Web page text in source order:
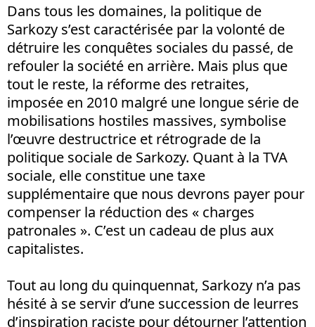
Dans tous les domaines, la politique de
Sarkozy s’est caractérisée par la volonté de
détruire les conquêtes sociales du passé, de
refouler la société en arrière. Mais plus que
tout le reste, la réforme des retraites,
imposée en 2010 malgré une longue série de
mobilisations hostiles massives, symbolise
l’œuvre destructrice et rétrograde de la
politique sociale de Sarkozy. Quant à la TVA
sociale, elle constitue une taxe
supplémentaire que nous devrons payer pour
compenser la réduction des « charges
patronales ». C’est un cadeau de plus aux
capitalistes.
Tout au long du quinquennat, Sarkozy n’a pas
hésité à se servir d’une succession de leurres
d’inspiration raciste pour détourner l’attention